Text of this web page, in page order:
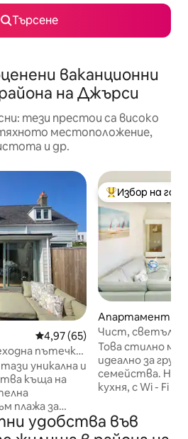
Търсене
ваканционни
на Джърси
тези престои са високо
местоположение,
и др.
Средна оценка: 4,97 от 5,
4,97 (65)
пътечка
уникална и
къща на
плажа за
на
Най-популярен
Избор на
Апартамент –
Чист, светъл
приземния етаж
Това стилно
идеално за
семейства.
кухня, с Wi - Fi и
Хелиър, този
просторен,
удобства във